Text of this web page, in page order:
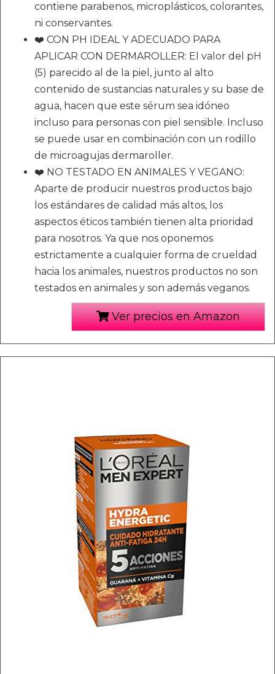
contiene parabenos, microplásticos, colorantes,
ni conservantes.
❤️ CON PH IDEAL Y ADECUADO PARA
APLICAR CON DERMAROLLER: El valor del pH
(5) parecido al de la piel, junto al alto
contenido de sustancias naturales y su base de
agua, hacen que este sérum sea idóneo
incluso para personas con piel sensible. Incluso
se puede usar en combinación con un rodillo
de microagujas dermaroller.
❤️ NO TESTADO EN ANIMALES Y VEGANO:
Aparte de producir nuestros productos bajo
los estándares de calidad más altos, los
aspectos éticos también tienen alta prioridad
para nosotros. Ya que nos oponemos
estrictamente a cualquier forma de crueldad
hacia los animales, nuestros productos no son
testados en animales y son además veganos.
Ver precios en Amazon